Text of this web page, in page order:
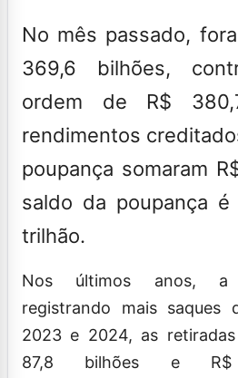
No mês passado,
369,6 bilhões,
ordem de R$
rendimentos
poupança somaram
saldo da poupança
trilhão.
Nos últimos anos, a
registrando mais saques
2023 e 2024, as
87,8 bilhões e R$